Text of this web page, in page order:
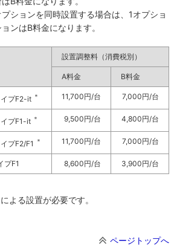
ションを同時設置する場合は、1オプショ
ンはB料金になります。
設置調整料（消費税別）
A料金 B料金
プF2-it ＊ 11,700円/台 7,000円/台
プF1-it ＊ 9,500円/台 4,800円/台
プF2/F1 ＊ 11,700円/台 7,000円/台
プF1 8,600円/台 3,900円/台
よる設置が必要です。
ページトップへ